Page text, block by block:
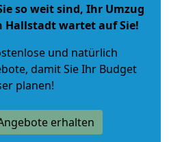
so weit sind, Ihr Umzug
Hallstadt wartet auf Sie!
und natürlich
, damit Sie Ihr Budget
planen!
erhalten